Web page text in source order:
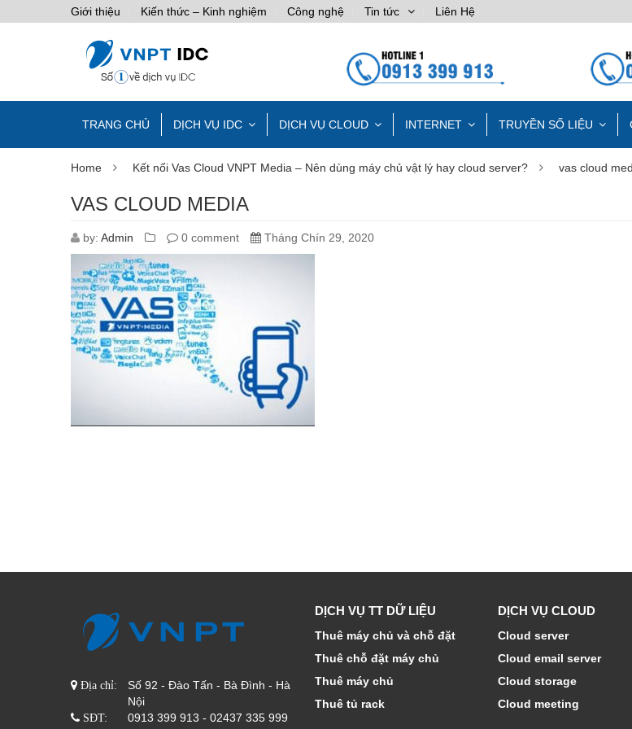
Giới thiệu Kiến thức – Kinh nghiệm Công nghệ Tin tức Liên Hệ
TRANG CHỦ DỊCH VỤ IDC DỊCH VỤ CLOUD INTERNET TRUYỀN SỐ LIỆU
Home Kết nối Vas Cloud VNPT Media – Nên dùng máy chủ vật lý hay cloud server? vas cloud
VAS CLOUD MEDIA
by: Admin 0 comment Tháng Chín 29, 2020
Địa chỉ:
Số 92 - Đào Tấn - Bà Đình - Hà
Nội
SĐT: 0913 399 913 - 02437 335 999
DỊCH VỤ TT DỮ LIỆU
Thuê máy chủ và chỗ đặt
Thuê chỗ đặt máy chủ
Thuê máy chủ
Thuê tủ rack
DỊCH VỤ CLOUD
Cloud server
Cloud email server
Cloud storage
Cloud meeting